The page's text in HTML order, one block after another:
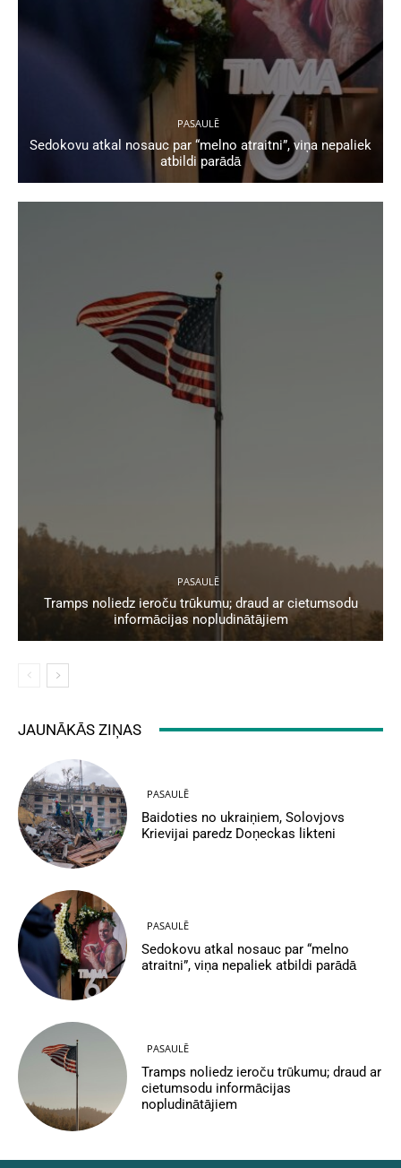
PASAULĒ
Sedokovu atkal nosauc par “melno atraitni”, viņa nepaliek
atbildi parādā
PASAULĒ
Tramps noliedz ieroču trūkumu; draud ar cietumsodu
informācijas nopludinātājiem
JAUNĀKĀS ZIŅAS
PASAULĒ
Baidoties no ukraiņiem, Solovjovs
Krievijai paredz Doņeckas likteni
PASAULĒ
Sedokovu atkal nosauc par “melno
atraitni”, viņa nepaliek atbildi parādā
PASAULĒ
Tramps noliedz ieroču trūkumu; draud ar
cietumsodu informācijas
nopludinātājiem